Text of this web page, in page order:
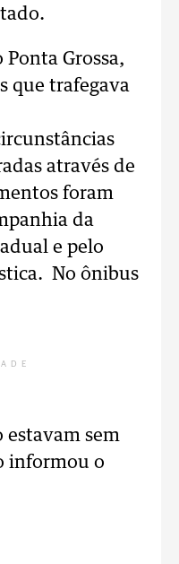
Grossa,
que trafegava
através de
foram
da
e pelo
No ônibus
estavam sem
informou o